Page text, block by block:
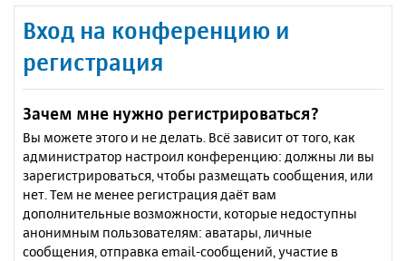
Вход на конференцию и
регистрация
Зачем мне нужно регистрироваться?
Вы можете этого и не делать. Всё зависит от того, как
администратор настроил конференцию: должны ли вы
зарегистрироваться, чтобы размещать сообщения, или
нет. Тем не менее регистрация даёт вам
дополнительные возможности, которые недоступны
анонимным пользователям: аватары, личные
сообщения, отправка email-сообщений, участие в